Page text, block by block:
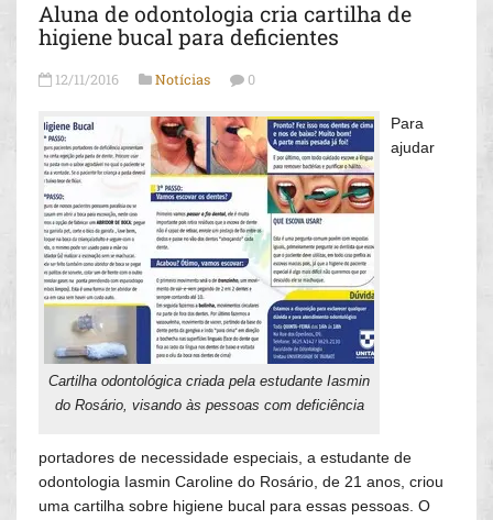
Aluna de odontologia cria cartilha de
higiene bucal para deficientes
12/11/2016 Notícias 0
Cartilha odontológica criada pela estudante Iasmin
do Rosário, visando às pessoas com deficiência
Para
ajudar
portadores de necessidade especiais, a estudante de
odontologia Iasmin Caroline do Rosário, de 21 anos, criou
uma cartilha sobre higiene bucal para essas pessoas. O